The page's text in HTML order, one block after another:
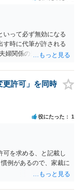
いって必ず無効になる
す時に代筆が許される
婦関係の形成を目的と
ませんでしょうか？ →
ております。一つは届
姻意思は、夫婦として
イメージしやすいか
みます。これは夫婦と
際に生じる相続のた
ります。 したがっ
婦生活を営む意思が
姻は婚姻意思の欠如に
更許可」を同時
役にたった 1
可を求める、と記載し
例があるので、家裁に